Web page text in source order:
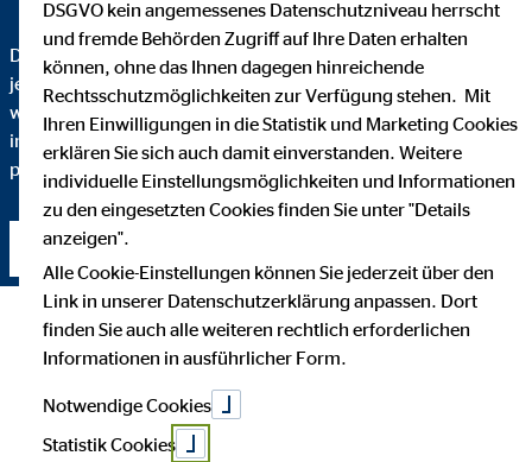
Das wichtigste an einer guten Finanzberatung ist, dass Sie
jeden Schritt verstehen. Darum erkläre ich Ihnen bis ins Detail,
warum ich eine bestimmte Finanzlösung empfehle und
inwiefern diese zu Ihnen und Ihren individuellen Bedürfnissen
passt.
Kontakt aufnehmen
DSGVO kein angemessenes Datenschutzniveau herrscht
und fremde Behörden Zugriff auf Ihre Daten erhalten
können, ohne das Ihnen dagegen hinreichende
Rechtsschutzmöglichkeiten zur Verfügung stehen. Mit
Ihren Einwilligungen in die Statistik und Marketing Cookies
erklären Sie sich auch damit einverstanden. Weitere
individuelle Einstellungsmöglichkeiten und Informationen
zu den eingesetzten Cookies finden Sie unter "Details
anzeigen".
Alle Cookie-Einstellungen können Sie jederzeit über den
Link in unserer Datenschutzerklärung anpassen. Dort
finden Sie auch alle weiteren rechtlich erforderlichen
Informationen in ausführlicher Form.
Notwendige Cookies
Statistik Cookies